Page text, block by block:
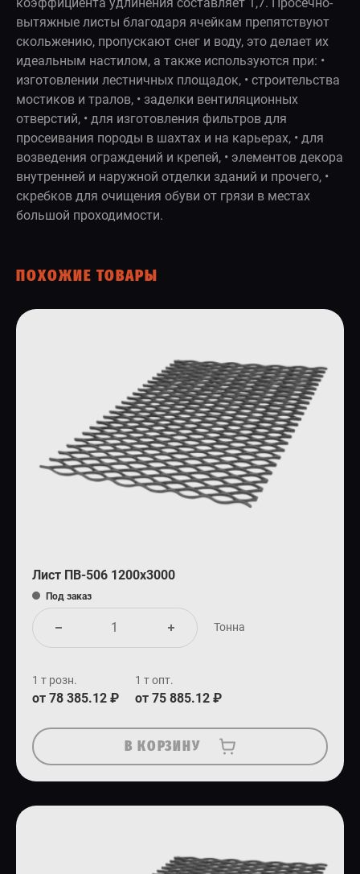
вытяжные листы благодаря ячейкам препятствуют
скольжению, пропускают снег и воду, это делает их
идеальным настилом, а также используются при: •
изготовлении лестничных площадок, • строительства
мостиков и тралов, • заделки вентиляционных
отверстий, • для изготовления фильтров для
просеивания породы в шахтах и на карьерах, • для
возведения ограждений и крепей, • элементов декора
внутренней и наружной отделки зданий и прочего, •
скребков для очищения обуви от грязи в местах
большой проходимости.
ПОХОЖИЕ ТОВАРЫ
Лист ПВ-506 1200х3000
Под заказ
Тонна
1 т розн.
от 78 385.12 ₽
1 т опт.
от 75 885.12 ₽
В КОРЗИНУ